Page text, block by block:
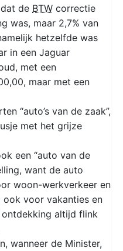
de BTW correctie
was, maar 2,7% van
hetzelfde was
in een Jaguar
met een
maar met een
“auto’s van de zaak”,
met het grijze
een “auto van de
want de auto
woon-werkverkeer en
ook voor vakanties en
altijd flink
wanneer de Minister,